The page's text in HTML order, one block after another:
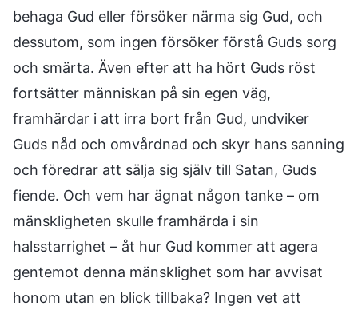
behaga Gud eller försöker närma sig Gud, och
dessutom, som ingen försöker förstå Guds sorg
och smärta. Även efter att ha hört Guds röst
fortsätter människan på sin egen väg,
framhärdar i att irra bort från Gud, undviker
Guds nåd och omvårdnad och skyr hans sanning
och föredrar att sälja sig själv till Satan, Guds
fiende. Och vem har ägnat någon tanke – om
mänskligheten skulle framhärda i sin
halsstarrighet – åt hur Gud kommer att agera
gentemot denna mänsklighet som har avvisat
honom utan en blick tillbaka? Ingen vet att